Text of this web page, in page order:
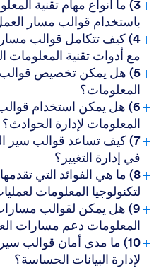
3) ما أنواع مهام تقنية
باستخدام قوالب مسار
+
4) كيف تتكامل قوالب مسار
مع أدوات تقنية المعلومات
+ 5) هل يمكن تخصيص قوالب
المعلومات؟
+
6) هل يمكن استخدام
المعلومات لإدارة الحوادث؟
+ 7) كيف تساعد قوالب سير
في إدارة التغيير؟
+ 8) ما هي الفوائد التي
لتكنولوجيا المعلومات
+
9) هل يمكن لقوالب
المعلومات دعم مسارات
+
10) ما مدى أمان قوالب
لإدارة البيانات الحساسة؟